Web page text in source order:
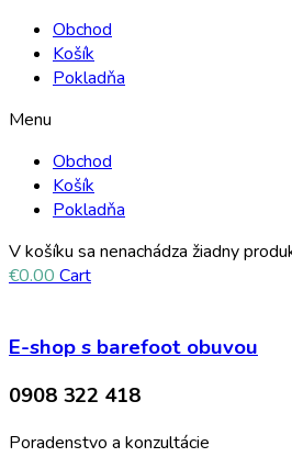
Obchod
Košík
Pokladňa
Menu
Obchod
Košík
Pokladňa
V košíku sa nenachádza žiadny
€0.00 Cart
E-shop s barefoot obuvou
0908 322 418
Poradenstvo a konzultácie